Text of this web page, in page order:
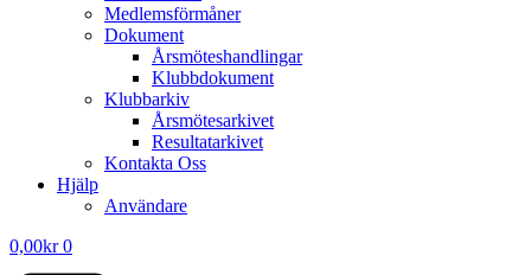
Medlemsförmåner
Dokument
Årsmöteshandlingar
Klubbdokument
Klubbarkiv
Årsmötesarkivet
Resultatarkivet
Kontakta Oss
Hjälp
Användare
0,00kr 0